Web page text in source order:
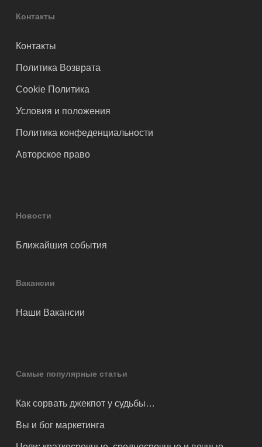
Контакты
Контакты
Политика Возврата
Cookie Политика
Условия и положения
Политика конфеденциальности
Авторское право
Новости
Ближайшия события
Вакансии
Наши Вакансии
Самые популярные статьи
Как сорвать джекпот у судьбы…
Вы и бог маркетинга